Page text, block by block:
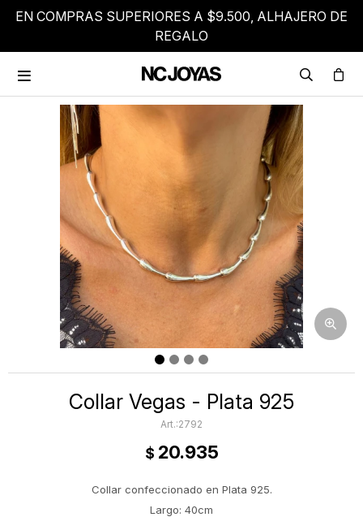
EN COMPRAS SUPERIORES A $9.500, ALHAJERO DE
REGALO

Collar Vegas - Plata 925
2792
$ 20.935
Collar confeccionado en Plata 925.
Largo: 40cm